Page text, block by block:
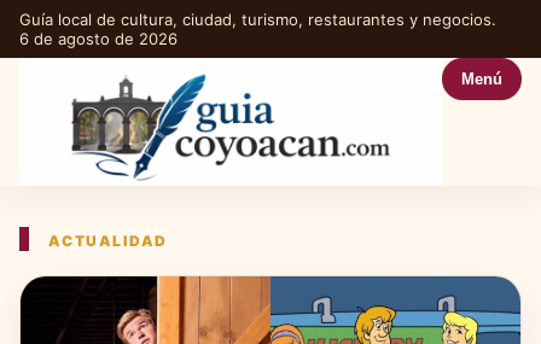
Guía local de cultura, ciudad, turismo, restaurantes y negocios.
6 de agosto de 2026
Menú
ACTUALIDAD